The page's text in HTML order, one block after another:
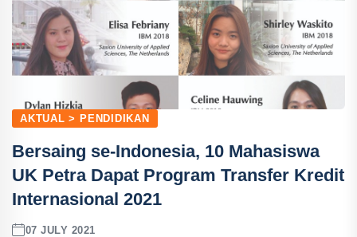
AKTUAL > PENDIDIKAN
Bersaing se-Indonesia, 10 Mahasiswa
UK Petra Dapat Program Transfer Kredit
Internasional 2021
07 JULY 2021